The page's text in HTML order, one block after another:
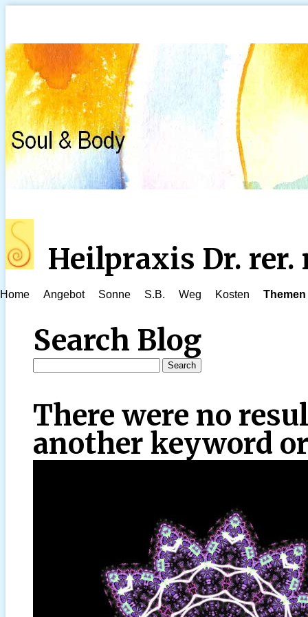
Heilpraxis Dr. rer.
Home Angebot Sonne S.B. Weg Kosten Themen
Search Blog
There were no
another keyword